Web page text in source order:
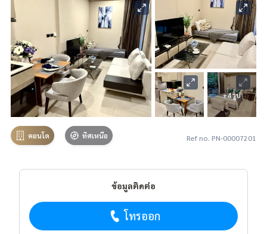
+4 รูป
คอนโด ทิศเหนือ Ref no. PN-00007201
ข้อมูลติดต่อ
โทรออก